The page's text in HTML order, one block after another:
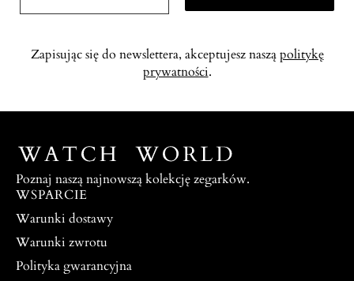
Zapisując się do newslettera, akceptujesz nasząpolitykę
prywatności.
Poznaj naszą najnowszą kolekcję zegarków.
WSPARCIE
Warunki dostawy
Warunki zwrotu
Polityka gwarancyjna